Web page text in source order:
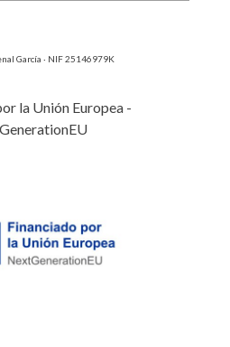
García · NIF 25146979K
la Unión Europea -